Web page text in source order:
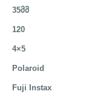
35მმ
120
4×5
Polaroid
Fuji Instax